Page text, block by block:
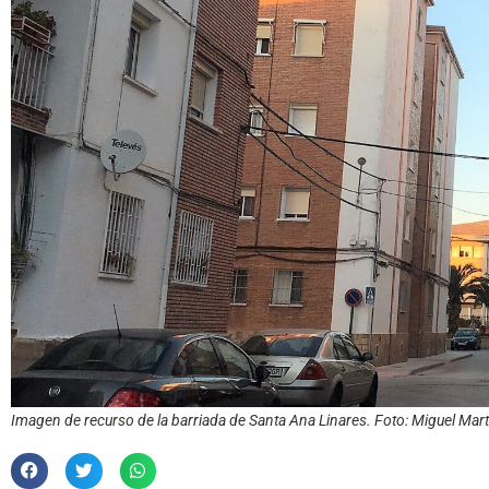
Imagen de recurso de la barriada de Santa Ana Linares. Foto: Miguel